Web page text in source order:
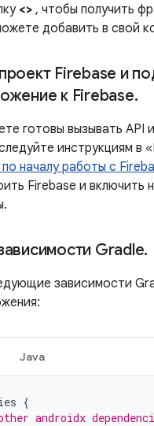
<> , чтобы получить
добавить в свой
Firebase и
к Firebase.
готовы вызывать API
инструкциям в
началу работы с
Firebase и включить
Gradle.
зависимости
Java
{
androidx